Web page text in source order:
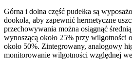
Górna i dolna część pudełka są
dookoła, aby zapewnić hermetyczne
przechowywania można osiągnąć
wynoszącą około 25% przy wilgotności
około 50%. Zintegrowany, analogowy
monitorowanie wilgotności względnej